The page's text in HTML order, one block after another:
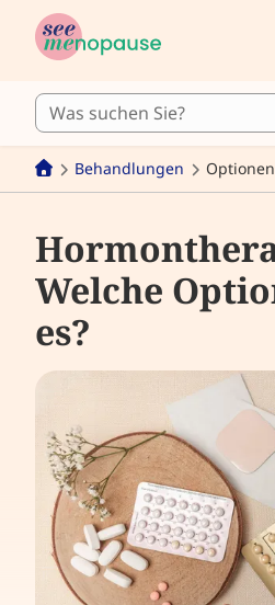
Behandlungen
Welche
es?